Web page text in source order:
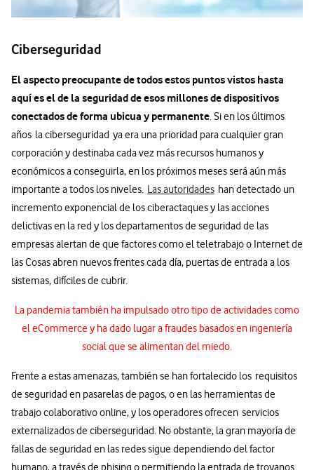
Ciberseguridad
El aspecto preocupante de todos estos puntos vistos hasta
aquí es el de la seguridad de esos millones de dispositivos
conectados de forma ubicua y permanente. Si en los últimos
años la ciberseguridad ya era una prioridad para cualquier gran
corporación y destinaba cada vez más recursos humanos y
económicos a conseguirla, en los próximos meses será aún más
importante a todos los niveles. Las autoridades han detectado un
incremento exponencial de los ciberactaques y las acciones
delictivas en la red y los departamentos de seguridad de las
empresas alertan de que factores como el teletrabajo o Internet de
las Cosas abren nuevos frentes cada día, puertas de entrada a los
sistemas, difíciles de cubrir.
La pandemia también ha impulsado otro tipo de actividades como
el eCommerce y ha dado lugar a fraudes basados en ingeniería
social que se alimentan del miedo.
Frente a estas amenazas, también se han fortalecido los requisitos
de seguridad en pasarelas de pagos, o en las herramientas de
trabajo colaborativo online, y los operadores ofrecen servicios
externalizados de ciberseguridad. No obstante, la gran mayoría de
fallas de seguridad en las redes sigue dependiendo del factor
humano, a través de phising o permitiendo la entrada de troyanos